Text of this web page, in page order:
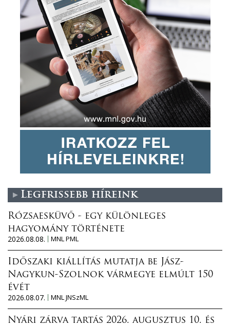
Legfrissebb híreink
Rózsaesküvő - egy különleges
hagyomány története
2026.08.08.
MNL PML
Időszaki kiállítás mutatja be Jász-
Nagykun-Szolnok vármegye elmúlt 150
évét
2026.08.07.
MNL JNSzML
Nyári zárva tartás 2026. augusztus 10. és